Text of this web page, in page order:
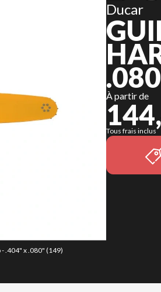
.404" x .080" (149)
Ducar
À partir de
Tous frais inclus